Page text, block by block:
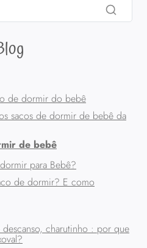
de dormir do bebê
sacos de dormir de bebê da
de bebê
para Bebê?
de dormir? E como
charutinho : por que